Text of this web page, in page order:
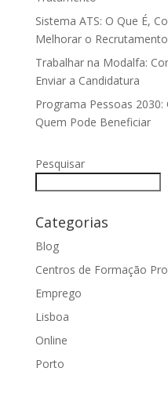
Sistema ATS: O Que É,
Melhorar o Recrutamento
Trabalhar na Modalfa:
Enviar a Candidatura
Programa Pessoas
Quem Pode Beneficiar
Pesquisar
Categorias
Blog
Centros de Formação
Emprego
Lisboa
Online
Porto